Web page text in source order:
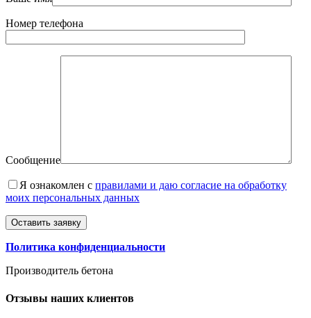
Номер телефона
Сообщение
Я ознакомлен с правилами и даю согласие на обработку
моих персональных данных
Политика конфиденциальности
Производитель бетона
Отзывы наших клиентов